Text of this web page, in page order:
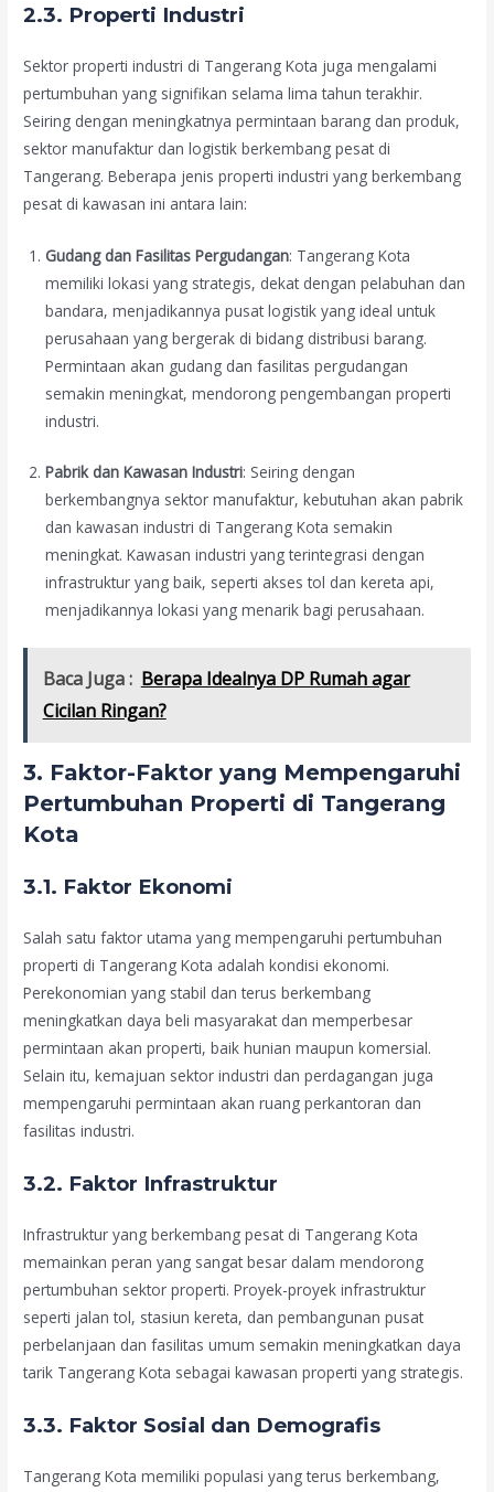
2.3. Properti Industri
Sektor properti industri di Tangerang Kota juga mengalami
pertumbuhan yang signifikan selama lima tahun terakhir.
Seiring dengan meningkatnya permintaan barang dan produk,
sektor manufaktur dan logistik berkembang pesat di
Tangerang. Beberapa jenis properti industri yang berkembang
pesat di kawasan ini antara lain:
Gudang dan Fasilitas Pergudangan: Tangerang Kota
memiliki lokasi yang strategis, dekat dengan pelabuhan dan
bandara, menjadikannya pusat logistik yang ideal untuk
perusahaan yang bergerak di bidang distribusi barang.
Permintaan akan gudang dan fasilitas pergudangan
semakin meningkat, mendorong pengembangan properti
industri.
Pabrik dan Kawasan Industri: Seiring dengan
berkembangnya sektor manufaktur, kebutuhan akan pabrik
dan kawasan industri di Tangerang Kota semakin
meningkat. Kawasan industri yang terintegrasi dengan
infrastruktur yang baik, seperti akses tol dan kereta api,
menjadikannya lokasi yang menarik bagi perusahaan.
Baca Juga : Berapa Idealnya DP Rumah agar
Cicilan Ringan?
3. Faktor-Faktor yang Mempengaruhi
Pertumbuhan Properti di Tangerang
Kota
3.1. Faktor Ekonomi
Salah satu faktor utama yang mempengaruhi pertumbuhan
properti di Tangerang Kota adalah kondisi ekonomi.
Perekonomian yang stabil dan terus berkembang
meningkatkan daya beli masyarakat dan memperbesar
permintaan akan properti, baik hunian maupun komersial.
Selain itu, kemajuan sektor industri dan perdagangan juga
mempengaruhi permintaan akan ruang perkantoran dan
fasilitas industri.
3.2. Faktor Infrastruktur
Infrastruktur yang berkembang pesat di Tangerang Kota
memainkan peran yang sangat besar dalam mendorong
pertumbuhan sektor properti. Proyek-proyek infrastruktur
seperti jalan tol, stasiun kereta, dan pembangunan pusat
perbelanjaan dan fasilitas umum semakin meningkatkan daya
tarik Tangerang Kota sebagai kawasan properti yang strategis.
3.3. Faktor Sosial dan Demografis
Tangerang Kota memiliki populasi yang terus berkembang,